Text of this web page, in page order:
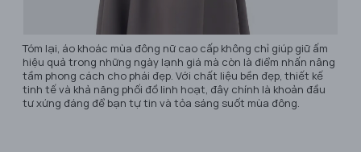
Tóm lại, áo khoác mùa đông nữ cao cấp không chỉ giúp giữ ấm
hiệu quả trong những ngày lạnh giá mà còn là điểm nhấn nâng
tầm phong cách cho phái đẹp. Với chất liệu bền đẹp, thiết kế
tinh tế và khả năng phối đồ linh hoạt, đây chính là khoản đầu
tư xứng đáng để bạn tự tin và tỏa sáng suốt mùa đông.